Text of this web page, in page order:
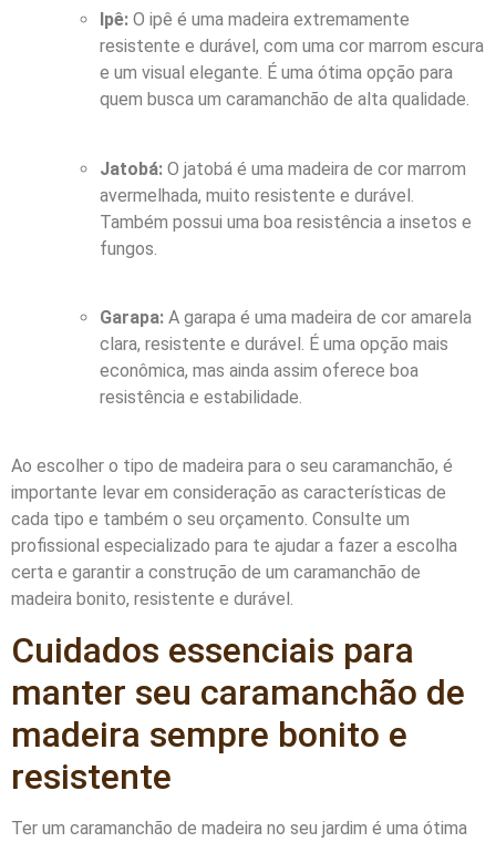
Ipê: O ipê é uma madeira extremamente
resistente e durável, com uma cor marrom escura
e um visual elegante. É uma ótima opção para
quem busca um caramanchão de alta qualidade.
Jatobá: O jatobá é uma madeira de cor marrom
avermelhada, muito resistente e durável.
Também possui uma boa resistência a insetos e
fungos.
Garapa: A garapa é uma madeira de cor amarela
clara, resistente e durável. É uma opção mais
econômica, mas ainda assim oferece boa
resistência e estabilidade.
Ao escolher o tipo de madeira para o seu caramanchão, é
importante levar em consideração as características de
cada tipo e também o seu orçamento. Consulte um
profissional especializado para te ajudar a fazer a escolha
certa e garantir a construção de um caramanchão de
madeira bonito, resistente e durável.
Cuidados essenciais para
manter seu caramanchão de
madeira sempre bonito e
resistente
Ter um caramanchão de madeira no seu jardim é uma ótima